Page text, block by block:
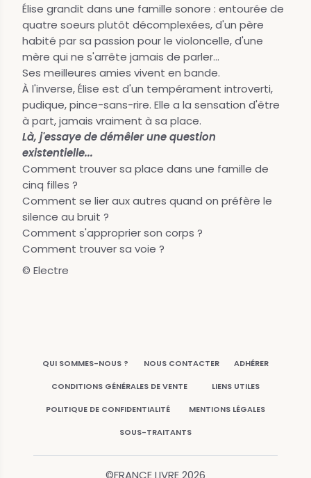
Élise grandit dans une famille sonore : entourée de
quatre soeurs plutôt décomplexées, d'un père
habité par sa passion pour le violoncelle, d'une
mère qui ne s'arrête jamais de parler...
Ses meilleures amies vivent en bande.
À l'inverse, Élise est d'un tempérament introverti,
pudique, pince-sans-rire. Elle a la sensation d'être
à part, jamais vraiment à sa place.
Là, j'essaye de démêler une question
existentielle...
Comment trouver sa place dans une famille de
cinq filles ?
Comment se lier aux autres quand on préfère le
silence au bruit ?
Comment s'approprier son corps ?
Comment trouver sa voie ?
© Electre
QUI SOMMES-NOUS ? NOUS CONTACTER ADHÉRER
CONDITIONS GÉNÉRALES DE VENTE LIENS UTILES
POLITIQUE DE CONFIDENTIALITÉ MENTIONS LÉGALES
SOUS-TRAITANTS
©FRANCE LIVRE 2026